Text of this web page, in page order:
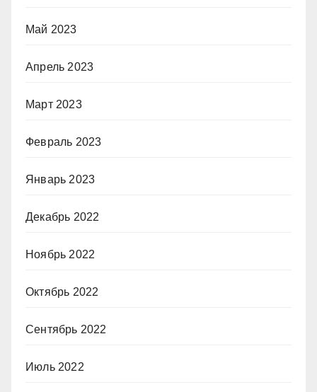
Май 2023
Апрель 2023
Март 2023
Февраль 2023
Январь 2023
Декабрь 2022
Ноябрь 2022
Октябрь 2022
Сентябрь 2022
Июль 2022